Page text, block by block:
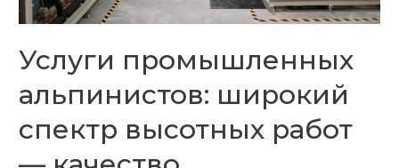
Услуги промышленных
альпинистов: широкий
спектр высотных работ